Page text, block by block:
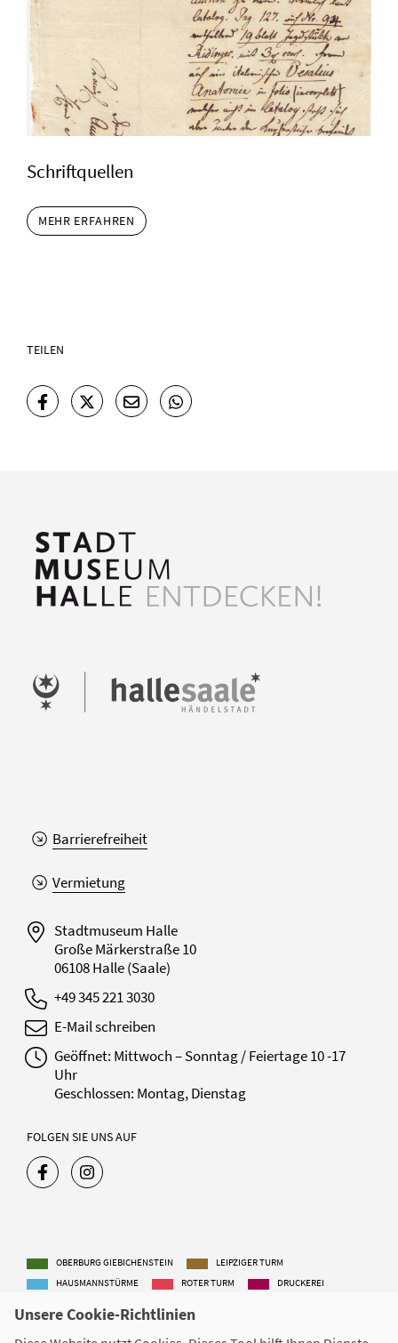
Schriftquellen
MEHR ERFAHREN
TEILEN
Barrierefreiheit
Vermietung
Stadtmuseum Halle
Große Märkerstraße 10
06108 Halle (Saale)
+49 345 221 3030
E-Mail schreiben
Geöffnet: Mittwoch – Sonntag / Feiertage 10 -17
Uhr
Geschlossen: Montag, Dienstag
FOLGEN SIE UNS AUF
OBERBURG GIEBICHENSTEIN
LEIPZIGER TURM
HAUSMANNSTÜRME
ROTER TURM
DRUCKEREI
Unsere Cookie-Richtlinien